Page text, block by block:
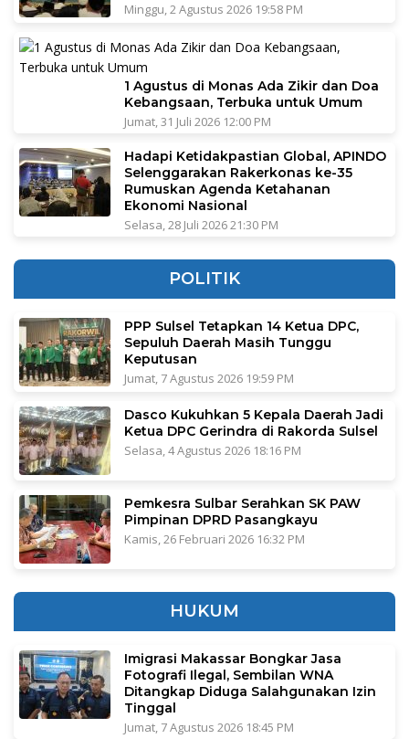
Minggu, 2 Agustus 2026 19:58 PM
1 Agustus di Monas Ada Zikir dan Doa
Kebangsaan, Terbuka untuk Umum
Jumat, 31 Juli 2026 12:00 PM
Hadapi Ketidakpastian Global, APINDO
Selenggarakan Rakerkonas ke-35
Rumuskan Agenda Ketahanan
Ekonomi Nasional
Selasa, 28 Juli 2026 21:30 PM
POLITIK
PPP Sulsel Tetapkan 14 Ketua DPC,
Sepuluh Daerah Masih Tunggu
Keputusan
Jumat, 7 Agustus 2026 19:59 PM
Dasco Kukuhkan 5 Kepala Daerah Jadi
Ketua DPC Gerindra di Rakorda Sulsel
Selasa, 4 Agustus 2026 18:16 PM
Pemkesra Sulbar Serahkan SK PAW
Pimpinan DPRD Pasangkayu
Kamis, 26 Februari 2026 16:32 PM
HUKUM
Imigrasi Makassar Bongkar Jasa
Fotografi Ilegal, Sembilan WNA
Ditangkap Diduga Salahgunakan Izin
Tinggal
Jumat, 7 Agustus 2026 18:45 PM